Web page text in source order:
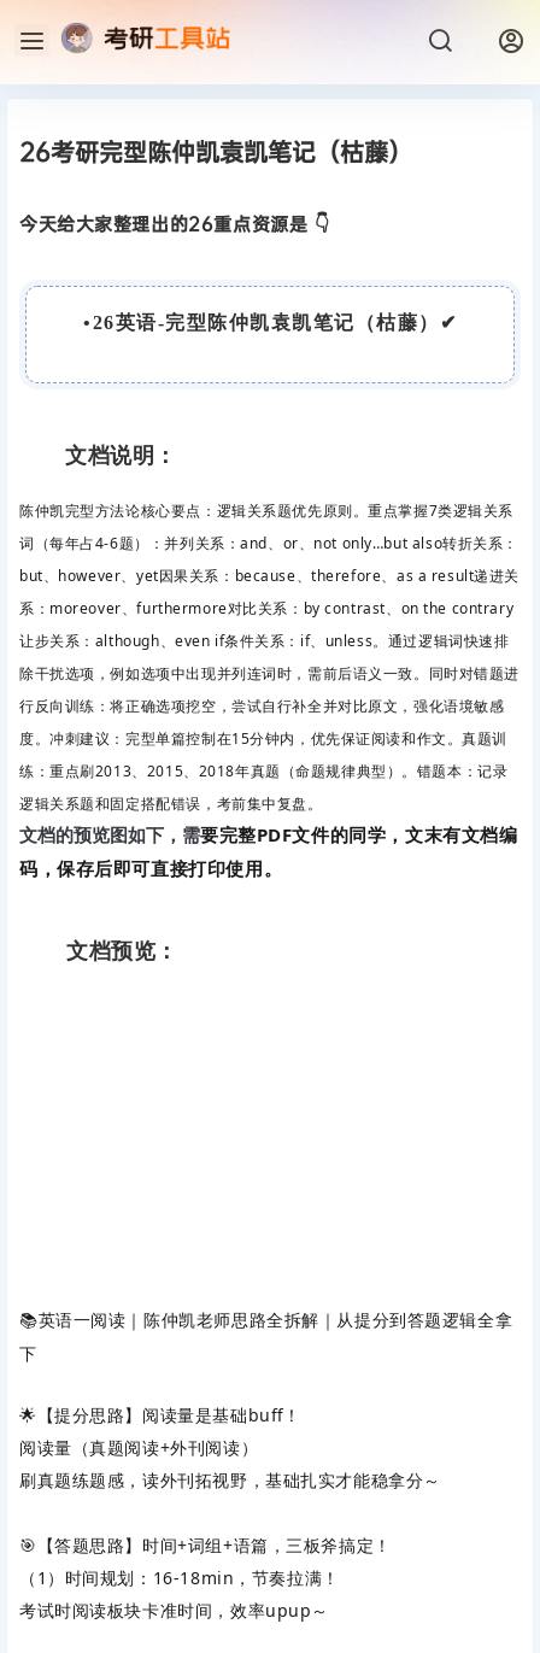
26考研完型陈仲凯袁凯笔记（枯藤）
今天给大家整理出的26重点资源是 👇
•26英语-完型陈仲凯袁凯笔记（枯藤） ✔
文档说明：
陈仲凯完型方法论核心要点：逻辑关系题优先原则。重点掌握7类逻辑关系
词（每年占4-6题）：并列关系 ：and、or、not only…but also转折关系 ：
but、however、yet因果关系 ：because、therefore、as a result递进关
系 ：moreover、furthermore对比关系 ：by contrast、on the contrary
让步关系 ：although、even if条件关系 ：if、unless。通过逻辑词快速排
除干扰选项，例如选项中出现并列连词时，需前后语义一致。同时对错题进
行反向训练：将正确选项挖空，尝试自行补全并对比原文，强化语境敏感
度。冲刺建议：完型单篇控制在15分钟内，优先保证阅读和作文。真题训
练 ：重点刷2013、2015、2018年真题（命题规律典型）。错题本 ：记录
逻辑关系题和固定搭配错误，考前集中复盘。
文档的预览图如下，需要完整PDF文件的同学，文末有文档编
码，保存后即可直接打印使用。
文档预览：
📚英语一阅读｜陈仲凯老师思路全拆解｜从提分到答题逻辑全拿
下
🌟【提分思路】阅读量是基础buff！
阅读量（真题阅读+外刊阅读）
刷真题练题感，读外刊拓视野，基础扎实才能稳拿分～
🎯【答题思路】时间+词组+语篇，三板斧搞定！
（1）时间规划：16-18min，节奏拉满！
考试时阅读板块卡准时间，效率upup～